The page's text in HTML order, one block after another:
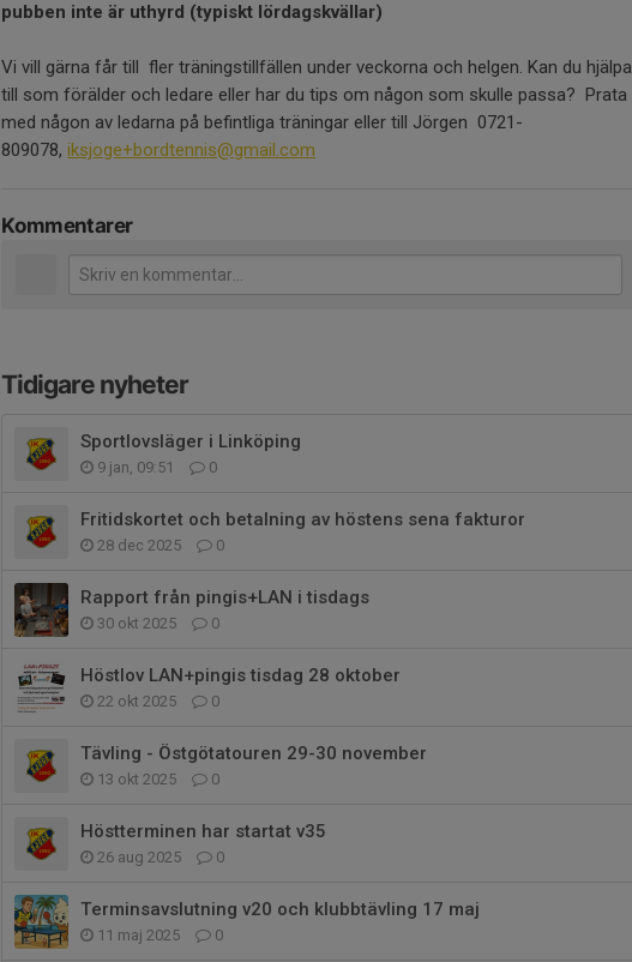
pubben inte är uthyrd (typiskt lördagskvällar)
Vi vill gärna får till fler träningstillfällen under veckorna och helgen. Kan du hjälpa
till som förälder och ledare eller har du tips om någon som skulle passa? Prata
med någon av ledarna på befintliga träningar eller till Jörgen 0721-
809078, iksjoge+bordtennis@gmail.com
Kommentarer
Tidigare nyheter
Sportlovsläger i Linköping
9 jan, 09:51 0
Fritidskortet och betalning av höstens sena fakturor
28 dec 2025 0
Rapport från pingis+LAN i tisdags
30 okt 2025 0
Höstlov LAN+pingis tisdag 28 oktober
22 okt 2025 0
Tävling - Östgötatouren 29-30 november
13 okt 2025 0
Höstterminen har startat v35
26 aug 2025 0
Terminsavslutning v20 och klubbtävling 17 maj
11 maj 2025 0